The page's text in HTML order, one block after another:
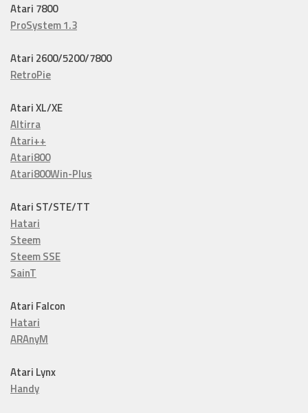
Atari 7800
ProSystem 1.3
Atari 2600/5200/7800
RetroPie
Atari XL/XE
Altirra
Atari++
Atari800
Atari800Win-Plus
Atari ST/STE/TT
Hatari
Steem
Steem SSE
SainT
Atari Falcon
Hatari
ARAnyM
Atari Lynx
Handy